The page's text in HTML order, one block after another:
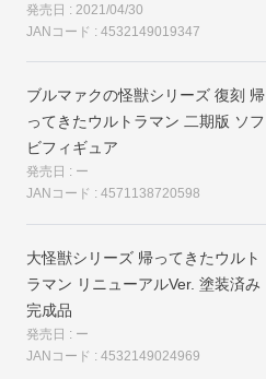
発売日 : 2021/04/30
JANコード : 4532149019347
ブルマァクの怪獣シリーズ 復刻 帰
ってきたウルトラマン 二期版 ソフ
ビフィギュア
発売日 : ー
JANコード : 4571138720598
大怪獣シリーズ 帰ってきたウルト
ラマン リニューアルVer. 塗装済み
完成品
発売日 : ー
JANコード : 4532149024969